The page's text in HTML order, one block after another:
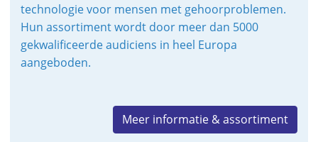
technologie voor mensen met gehoorproblemen.
Hun assortiment wordt door meer dan 5000
gekwalificeerde audiciens in heel Europa
aangeboden.
Meer informatie & assortiment